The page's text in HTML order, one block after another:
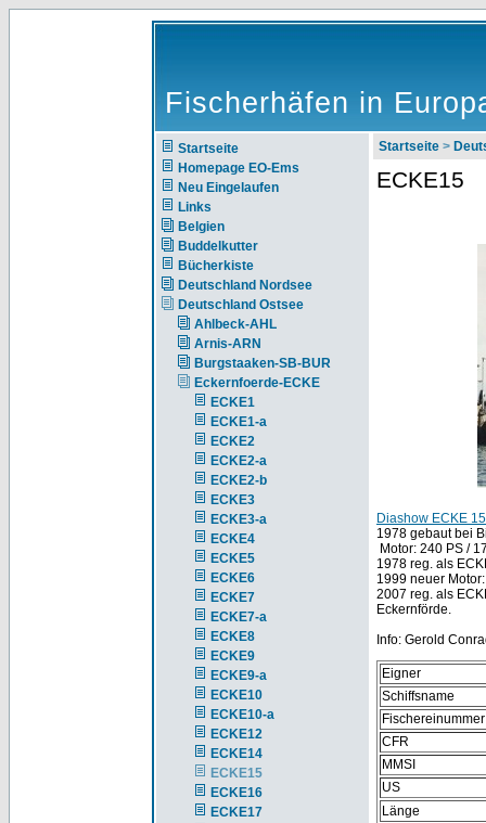
Fischerhäfen in
Startseite
Homepage EO-Ems
Neu Eingelaufen
Links
Belgien
Buddelkutter
Bücherkiste
Deutschland Nordsee
Deutschland Ostsee
Ahlbeck-AHL
Arnis-ARN
Burgstaaken-SB-BUR
Eckernfoerde-ECKE
ECKE1
ECKE1-a
ECKE2
ECKE2-a
ECKE2-b
ECKE3
ECKE3-a
ECKE4
ECKE5
ECKE6
ECKE7
ECKE7-a
ECKE8
ECKE9
ECKE9-a
ECKE10
ECKE10-a
ECKE12
ECKE14
ECKE15
ECKE16
ECKE17
Startseite >
ECKE15
Diashow ECKE 15
1978 gebaut bei
Motor: 240 PS /
1978 reg. als
1999 neuer
2007 reg. als
Eckernförde.
Info: Gerold
Eigner
Schiffsname
Fischereinummer
CFR
MMSI
US
Länge